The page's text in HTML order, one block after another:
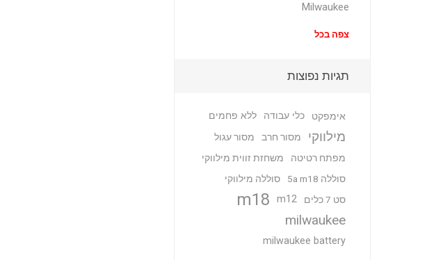
Milwaukee
צפה בכל
תגיות נפוצות
אימפקט כלי עבודה ללא פחמים
מילווקי מסור חרב
מסור עגול
מפתח רטיטה
משחזת זווית מילווקי
סוללה 5a m18
סוללה מילווקי
סט 7 כלים
m12
m18
milwaukee
milwaukee battery